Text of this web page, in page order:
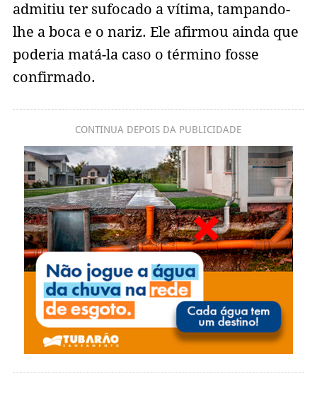
admitiu ter sufocado a vítima, tampando-
lhe a boca e o nariz. Ele afirmou ainda que
poderia matá-la caso o término fosse
confirmado.
CONTINUA DEPOIS DA PUBLICIDADE